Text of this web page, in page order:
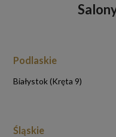
Podlaskie
Białystok (Kręta 9)
Śląskie